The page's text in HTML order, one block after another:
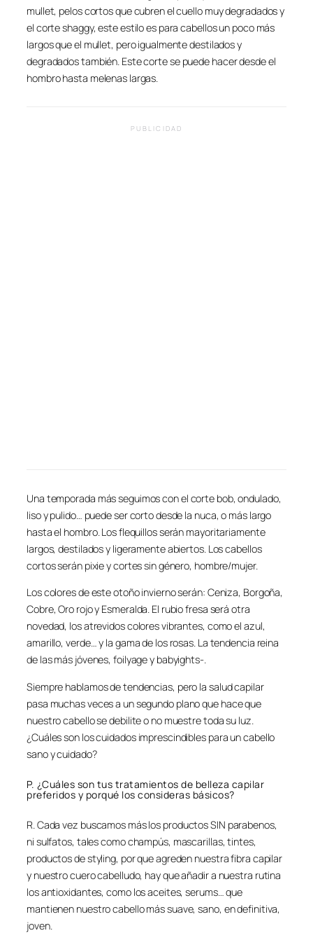
mullet, pelos cortos que cubren el cuello muy degradados y
el corte shaggy, este estilo es para cabellos un poco más
largos que el mullet, pero igualmente destilados y
degradados también. Este corte se puede hacer desde el
hombro hasta melenas largas.
PUBLICIDAD
Una temporada más seguimos con el corte bob, ondulado,
liso y pulido… puede ser corto desde la nuca, o más largo
hasta el hombro. Los flequillos serán mayoritariamente
largos, destilados y ligeramente abiertos. Los cabellos
cortos serán pixie y cortes sin género, hombre/mujer.
Los colores de este otoño invierno serán: Ceniza, Borgoña,
Cobre, Oro rojo y Esmeralda. El rubio fresa será otra
novedad, los atrevidos colores vibrantes, como el azul,
amarillo, verde… y la gama de los rosas. La tendencia reina
de las más jóvenes, foilyage y babyights-.
Siempre hablamos de tendencias, pero la salud capilar
pasa muchas veces a un segundo plano que hace que
nuestro cabello se debilite o no muestre toda su luz.
¿Cuáles son los cuidados imprescindibles para un cabello
sano y cuidado?
P. ¿Cuáles son tus tratamientos de belleza capilar
preferidos y porqué los consideras básicos?
R. Cada vez buscamos más los productos SIN parabenos,
ni sulfatos, tales como champús, mascarillas, tintes,
productos de styling, por que agreden nuestra fibra capilar
y nuestro cuero cabelludo, hay que añadir a nuestra rutina
los antioxidantes, como los aceites, serums… que
mantienen nuestro cabello más suave, sano, en definitiva,
joven.